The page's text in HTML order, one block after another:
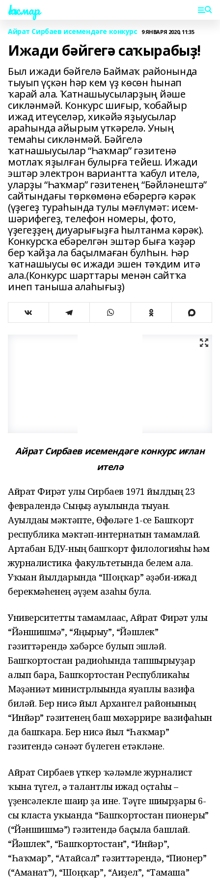
Һаҡмар
Айрат Сирбаев исемендәге конкурс 9 ЯНВАРЯ 2020, 11:35
Ижади бәйгегә саҡырабыҙ!
Был ижади бәйгелә Баймаҡ районында
тыуып үҫкән һәр кем үҙ көсөн һынап
ҡарай ала. Ҡатнашыусыларҙың йәше
сикләнмәй. Конкурс шиғыр, ҡобайыр
ижад итеүселәр, хикәйә яҙыусылар
араһында айырым үткәрелә. Уның
темаһы сикләнмәй. Бәйгелә
ҡатнашыусылар “Һаҡмар” гәзитенә
мотлаҡ яҙылған булырға тейеш. Ижади
эштәр электрон вариантта ҡабул ителә,
уларҙы “Һаҡмар” гәзитенең “Бәйләнештә”
сайтындағы төркөмөнә ебәрергә кәрәк
(үҙегеҙ тураһында тулы мәғлүмәт: исем-
шәрифегеҙ, телефон номеры, фото,
үҙегеҙҙең диуарығыҙға һылтанма кәрәк).
Конкурсҡа ебәрелгән эштәр быға ҡәҙәр
бер ҡайҙа ла баҫылмаған булһын. Һәр
ҡатнашыусы өс ижади эшен тәҡдим итә
ала.(Конкурс шарттары менән сайтҡа
инеп таныша алаһығыҙ)
Айрат Сирбаев исемендәге конкурс иғлан
ителә
Айрат Фирғәт улы Сирбаев 1971 йылдың 23
февралендә Сыңғыҙ ауылында тыуған.
Ауылдағы мәктәпте, Өфөләге 1-се Башҡорт
республика мәктәп-интернатын тамамлай.
Артабан БДУ-ның башҡорт филологияһы һәм
журналистика факультетында белем ала.
Уҡыған йылдарында “Шоңҡар” әҙәби-ижад
берекмәһенең әүҙем ағзаһы була.
Университетты тамамлағас, Айрат Фирғәт улы
“Йәншишмә”, “Яңырыу”, “Йәшлек”
гәзиттәрендә хәбәрсе булып эшләй.
Башҡортостан радиоһында тапшырыуҙар
алып бара, Башҡортостан Республикаһы
Мәҙәниәт министрлығында яуаплы вазифа
биләй. Бер нисә йыл Архангел районының
“Инйәр” гәзитенең баш мөхәррире вазифаһын
да башҡара. Бер нисә йыл “Һаҡмар”
гәзитендә сәнәғәт бүлеген етәкләне.
Айрат Сирбаев үткер ҡәләмле журналист
ҡына түгел, ә талантлы ижад оҫтаһы –
үҙенсәлекле шағир ҙа ине. Тәүге шиғырҙары 6-
сы класта уҡығанда “Башҡортостан пионеры”
(“Йәншишмә”) гәзитендә баҫыла башлай.
“Йәшлек”, “Башҡортостан”, “Инйәр”,
“Һаҡмар”, “Атайсал” гәзиттәрендә, “Пионер”
(“Аманат”), “Шоңҡар”, “Ағиҙел”, “Тамаша”